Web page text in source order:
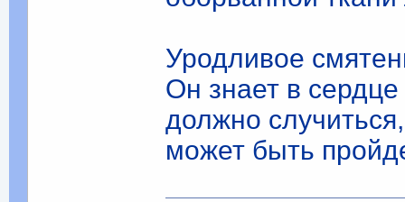
Уродливое
Он знает в
должно
может быть